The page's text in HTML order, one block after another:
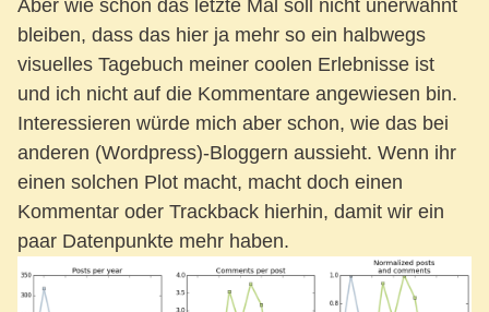
Aber wie schon das letzte Mal soll nicht unerwähnt
bleiben, dass das hier ja mehr so ein halbwegs
visuelles Tagebuch meiner coolen Erlebnisse ist
und ich nicht auf die Kommentare angewiesen bin.
Interessieren würde mich aber schon, wie das bei
anderen (Wordpress)-Bloggern aussieht. Wenn ihr
einen solchen Plot macht, macht doch einen
Kommentar oder Trackback hierhin, damit wir ein
paar Datenpunkte mehr haben.